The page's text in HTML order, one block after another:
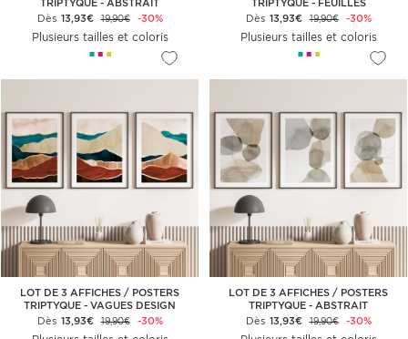
TRIPTYQUE - ABSTRAIT
Dès 13,93€ 19,90€ -30%
Plusieurs tailles et coloris
TRIPTYQUE - FEUILLES
Dès 13,93€ 19,90€ -30%
Plusieurs tailles et coloris
LOT DE 3 AFFICHES / POSTERS
TRIPTYQUE - VAGUES DESIGN
Dès 13,93€ 19,90€ -30%
LOT DE 3 AFFICHES / POSTERS
TRIPTYQUE - ABSTRAIT
Dès 13,93€ 19,90€ -30%